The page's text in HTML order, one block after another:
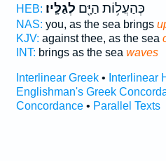
HEB:
כְּהַעֲל֥וֹת הַיָּ֖ם לְגַלָּֽיו׃
NAS: you, as the sea brings
KJV: against thee, as the sea
INT: brings as the sea waves
Interlinear Greek• Interlinear
Englishman's Greek
Concordance• Parallel Texts